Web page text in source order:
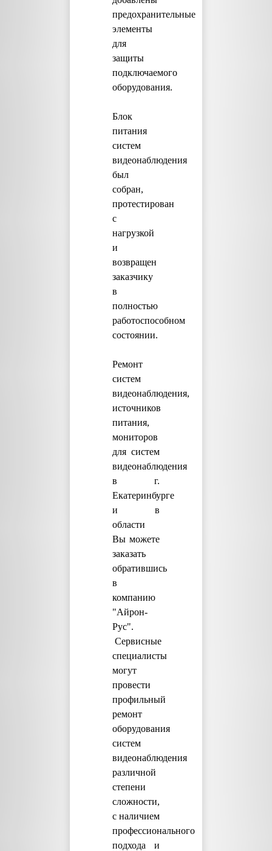
предохранительные
элементы
для
защиты
подключаемого
оборудования.
Блок
питания
систем
видеонаблюдения
был
собран,
протестирован
с
нагрузкой
и
возвращен
заказчику
в
полностью
работоспособном
состоянии.
Ремонт
систем
видеонаблюдения,
источников
питания,
мониторов
для систем
видеонаблюдения
в г.
Екатеринбурге
и в
области
Вы можете
заказать
обратившись
в
компанию
"Айрон-
Рус".
Сервисные
специалисты
могут
провести
профильный
ремонт
оборудования
систем
видеонаблюдения
различной
степени
сложности,
с наличием
профессионального
подхода и